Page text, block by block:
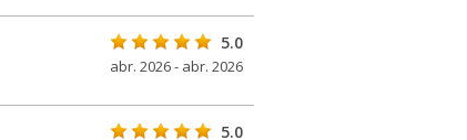
5.0
abr. 2026 - abr. 2026
5.0